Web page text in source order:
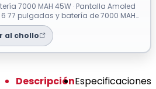
7000 MAH 45W · Pantalla Amoled
6 77 pulgadas y batería de 7000 MAH
carga rápida de 45W para todo el
al chollo
DescripciónEspecificaciones